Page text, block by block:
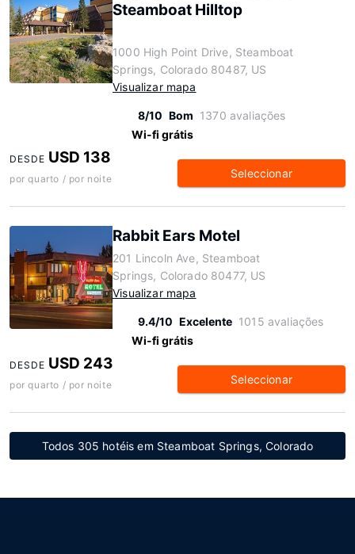
Steamboat Hilltop
1000 High Point Drive, Steamboat
Springs, Colorado 80487, US
Visualizar mapa
8/10 Bom 1370 avaliações
Wi-fi grátis
DESDE USD 138
por quarto / por noite Seleccionar
Rabbit Ears Motel
201 Lincoln Ave, Steamboat
Springs, Colorado 80477, US
Visualizar mapa
9.4/10 Excelente 1015 avaliações
Wi-fi grátis
DESDE USD 243
por quarto / por noite Seleccionar
Todos 305 hotéis em Steamboat Springs, Colorado